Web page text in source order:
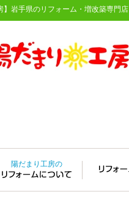
】岩手県のリフォーム・増改築専門店
陽だまり工房の